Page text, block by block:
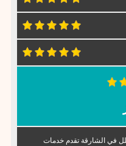
في الشارقة تقدم خدمات